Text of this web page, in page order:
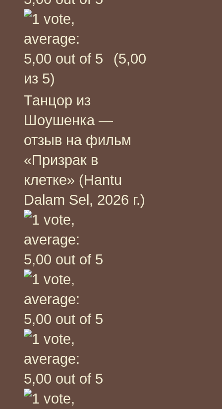
(5,00
из 5)
Танцор из
Шоушенка —
отзыв на фильм
«Призрак в
клетке» (Hantu
Dalam Sel, 2026 г.)